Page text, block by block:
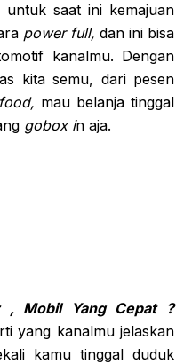
saat ini kemajuan
power full, dan ini bisa
kanalmu. Dengan
kita semu, dari pesen
mau belanja tinggal
gobox in aja.
, Mobil Yang Cepat ?
yang kanalmu jelaskan
kamu tinggal duduk